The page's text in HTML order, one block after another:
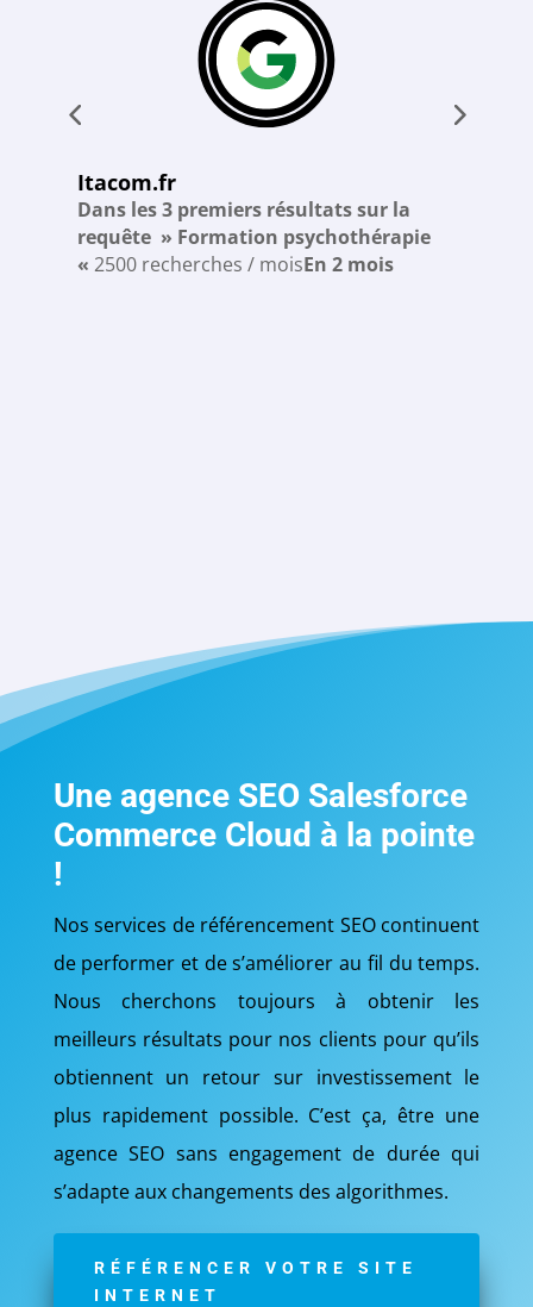
Itacom.fr
Dans les 3 premiers résultats sur la
requête » Formation psychothérapie
« 2500 recherches / moisEn 2 mois
Une agence SEO Salesforce
Commerce Cloud à la pointe
!
Nos services de référencement SEO continuent
de performer et de s’améliorer au fil du temps.
Nous cherchons toujours à obtenir les
meilleurs résultats pour nos clients pour qu’ils
obtiennent un retour sur investissement le
plus rapidement possible. C’est ça, être une
agence SEO sans engagement de durée qui
s’adapte aux changements des algorithmes.
RÉFÉRENCER VOTRE SITE
INTERNET